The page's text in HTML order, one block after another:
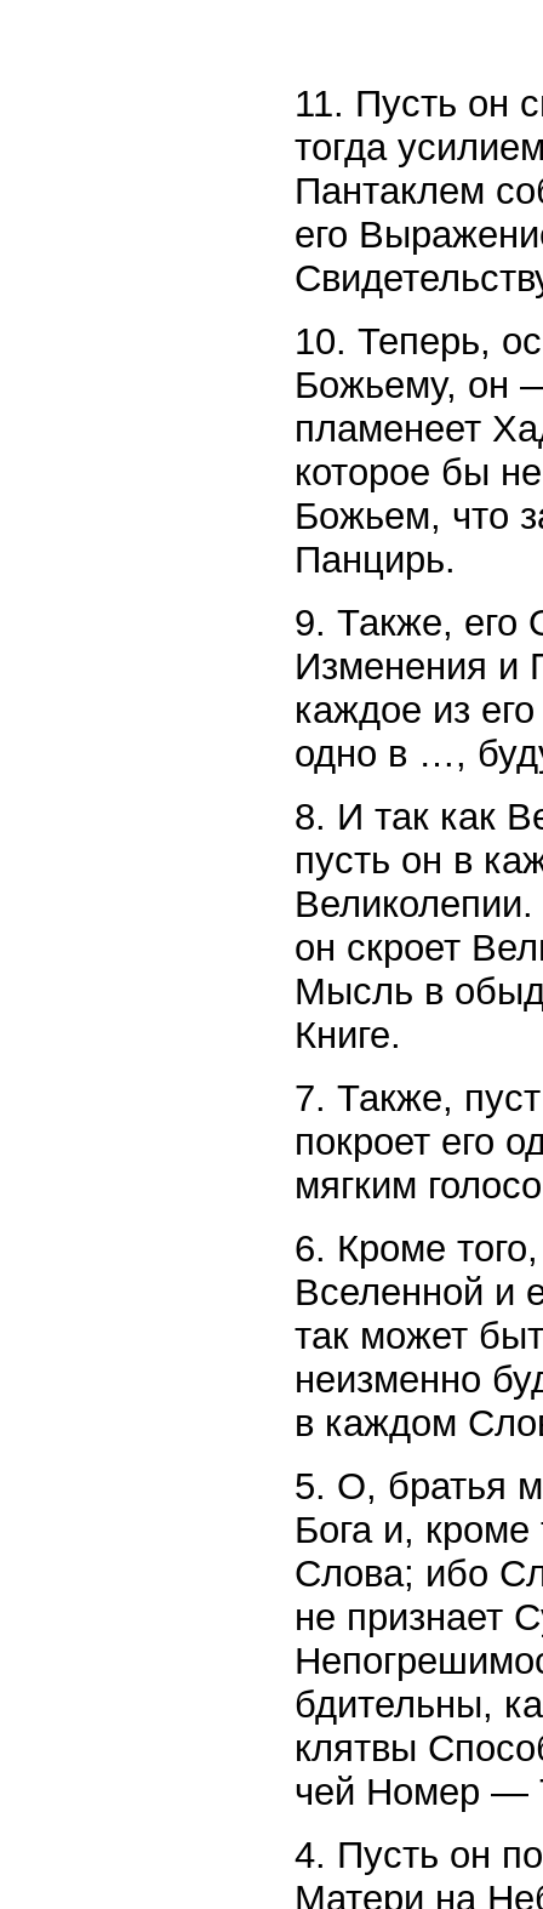
11. Пусть он
тогда
Пантаклем
его
10. Теперь,
Божьему, он
пламенеет
которое бы
Божьем, что
Панцирь.
9. Также, его
Изменения и
каждое из
одно в …,
8. И так как
пусть он в
он скроет
Мысль в
Книге.
7. Также,
покроет его
мягким
6. Кроме
Вселенной и
так может
неизменно
в каждом
5. О, братья
Бога и, кроме
Слова; ибо
не признает
бдительны,
клятвы
чей Номер —
4. Пусть он
Матери на